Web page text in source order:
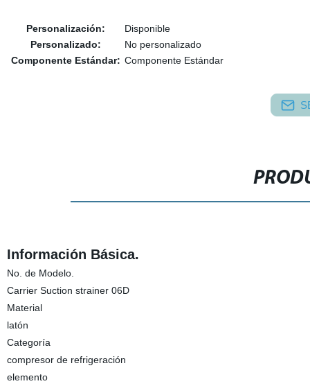
Personalización:
Disponible
Personalizado:
No personalizado
Componente Estándar: Componente Estándar
Información Básica.
No. de Modelo.
Carrier Suction strainer 06D
Material
latón
Categoría
compresor de refrigeración
elemento